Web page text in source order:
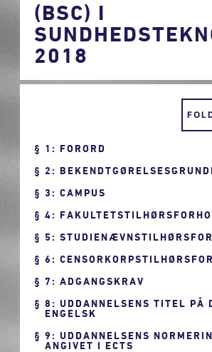
(BSC) I
2018
1: FORORD
2:
3: CAMPUS
4:
5:
6:
7: ADGANGSKRAV
8: UDDANNELSENS TITEL PÅ
ENGELSK
9: UDDANNELSENS
ANGIVET I ECTS